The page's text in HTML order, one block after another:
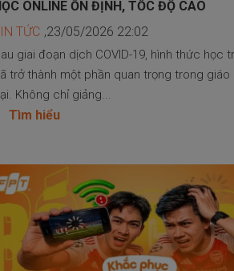
ONLINE ỔN ĐỊNH, TỐC ĐỘ CAO
TỨC ,23/05/2026 22:02
giai đoạn dịch COVID-19, hình thức học
trở thành một phần quan trọng trong giáo
Không chỉ giảng...
Tìm hiểu